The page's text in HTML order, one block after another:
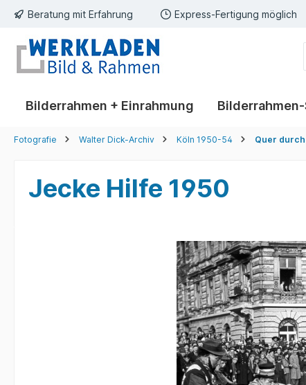
Zur Hauptnavigation springen
Beratung mit Erfahrung Express-Fertigung möglich
Bilderrahmen + Einrahmung
Fotografie Walter Dick-Archiv Köln 1950-54 Quer
Jecke Hilfe 1950